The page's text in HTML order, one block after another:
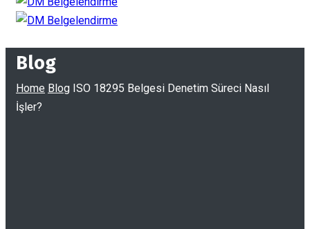
Blog
Home Blog ISO 18295 Belgesi Denetim Süreci Nasıl
İşler?